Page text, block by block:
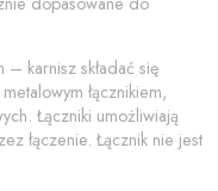
karnisz składać się
łącznikiem,
Łączniki umożliwiają
łączenie. Łącznik nie jest